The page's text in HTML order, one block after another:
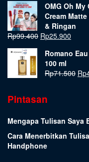
OMG Oh My
Cream
& Ringan
Rp99.400 Rp25.900
Romano
100 ml
Rp71.500 Rp
Pintasan
Mengapa Tulisan Saya
Cara Menerbitkan
Handphone